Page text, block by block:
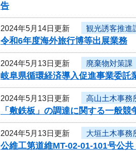
告
2024年5月14日更新 観光誘客推進
令和6年度海外旅行博等出展業務
2024年5月13日更新 廃棄物対策課
岐阜県循環経済導入促進事業委託
2024年5月13日更新 高山土木事務
「敷鉄板」の調達に関する一般競
2024年5月13日更新 大垣土木事務
公維工第道維MT-02-01-101号公